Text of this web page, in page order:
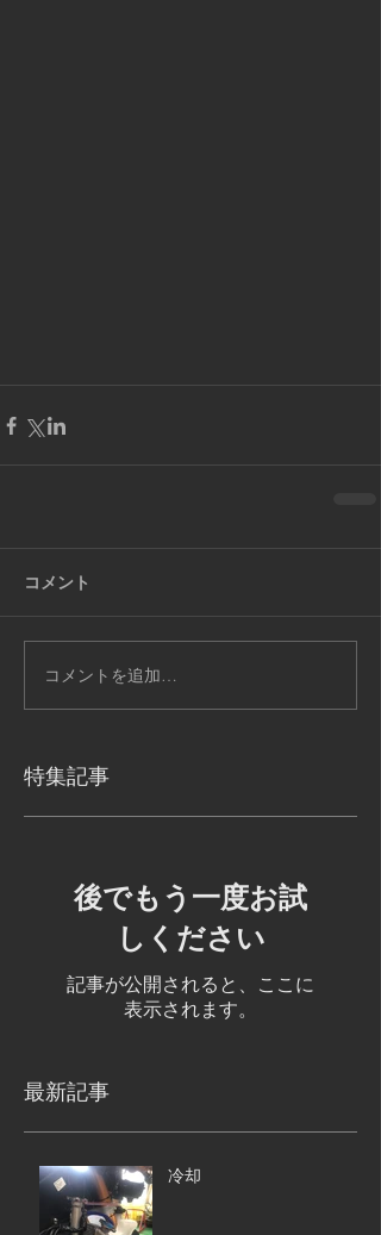
コメント
コメントを追加…
特集記事
後でもう一度お試
しください
記事が公開されると、ここに
表示されます。
最新記事
冷却